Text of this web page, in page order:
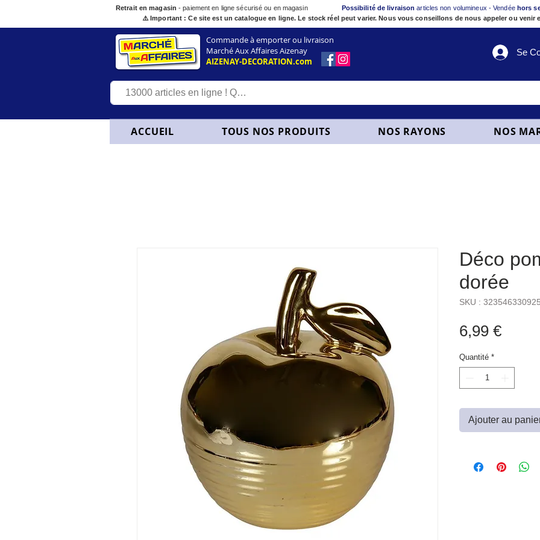
Retrait en magasin - paiement en ligne sécurisé ou en magasin Possibilité de livraisonarticles non volumineux - Vendée hors
⚠️ Important : Ce site est un catalogue en ligne. Le stock réel peut varier. Nous vous conseillons de nous appeler ou
Commande à emporter ou livraison
Marché Aux Affaires Aizenay
AIZENAY-DECORATION.com
Se
ACCUEIL TOUS NOS PRODUITS NOS RAYONS NOS
Déco
dorée
SKU :
6,99 €Prix
Quantité *
Ajouter au